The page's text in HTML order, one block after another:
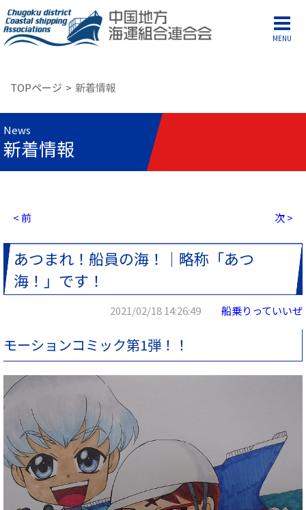
TOPページ 新着情報
News
新着情報
< 前 次 >
あつまれ！船員の海！｜略称「あつ
海！」です！
2021/02/18 14:26:49 船乗りっていいぜ
モーションコミック第1弾！！
MENU